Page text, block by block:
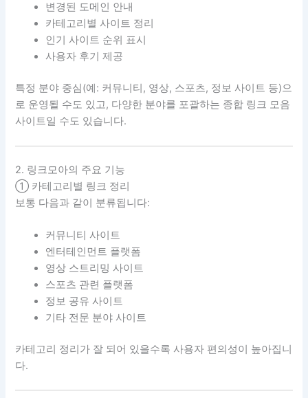
변경된 도메인 안내
카테고리별 사이트 정리
인기 사이트 순위 표시
사용자 후기 제공
특정 분야 중심(예: 커뮤니티, 영상, 스포츠, 정보 사이트 등)으
로 운영될 수도 있고, 다양한 분야를 포괄하는 종합 링크 모음
사이트일 수도 있습니다.
2. 링크모아의 주요 기능
① 카테고리별 링크 정리
보통 다음과 같이 분류됩니다:
커뮤니티 사이트
엔터테인먼트 플랫폼
영상 스트리밍 사이트
스포츠 관련 플랫폼
정보 공유 사이트
기타 전문 분야 사이트
카테고리 정리가 잘 되어 있을수록 사용자 편의성이 높아집니
다.